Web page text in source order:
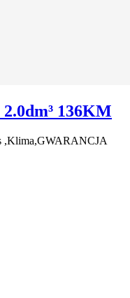
136KM
,Klima,GWARANCJA